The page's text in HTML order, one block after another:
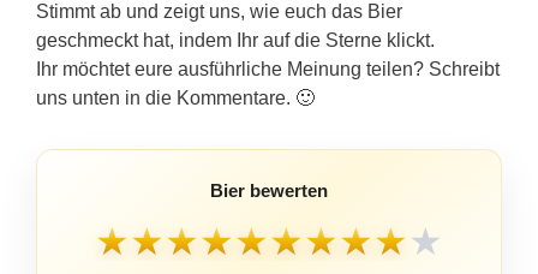
Stimmt ab und zeigt uns, wie euch das Bier
geschmeckt hat, indem Ihr auf die Sterne klickt.
Ihr möchtet eure ausführliche Meinung teilen? Schreibt
uns unten in die Kommentare. 🙂
Bier bewerten
★★★★★★★★★★